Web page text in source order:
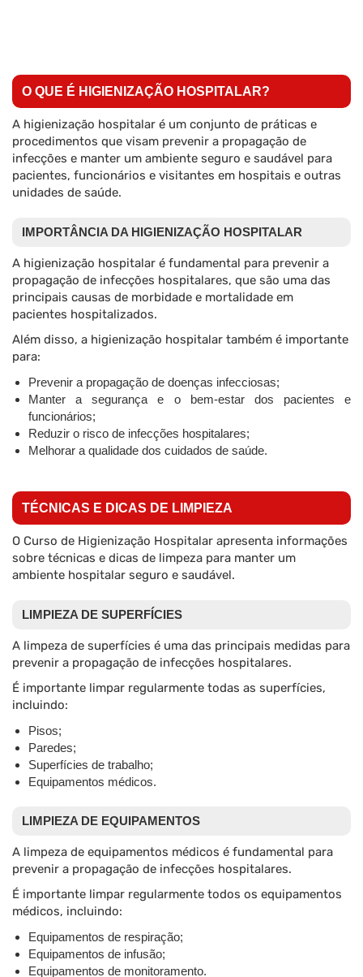
O QUE É HIGIENIZAÇÃO HOSPITALAR?
A higienização hospitalar é um conjunto de práticas e
procedimentos que visam prevenir a propagação de
infecções e manter um ambiente seguro e saudável para
pacientes, funcionários e visitantes em hospitais e outras
unidades de saúde.
IMPORTÂNCIA DA HIGIENIZAÇÃO HOSPITALAR
A higienização hospitalar é fundamental para prevenir a
propagação de infecções hospitalares, que são uma das
principais causas de morbidade e mortalidade em
pacientes hospitalizados.
Além disso, a higienização hospitalar também é importante
para:
Prevenir a propagação de doenças infecciosas;
Manter a segurança e o bem-estar dos pacientes e
funcionários;
Reduzir o risco de infecções hospitalares;
Melhorar a qualidade dos cuidados de saúde.
TÉCNICAS E DICAS DE LIMPIEZA
O Curso de Higienização Hospitalar apresenta informações
sobre técnicas e dicas de limpeza para manter um
ambiente hospitalar seguro e saudável.
LIMPIEZA DE SUPERFÍCIES
A limpeza de superfícies é uma das principais medidas para
prevenir a propagação de infecções hospitalares.
É importante limpar regularmente todas as superfícies,
incluindo:
Pisos;
Paredes;
Superfícies de trabalho;
Equipamentos médicos.
LIMPIEZA DE EQUIPAMENTOS
A limpeza de equipamentos médicos é fundamental para
prevenir a propagação de infecções hospitalares.
É importante limpar regularmente todos os equipamentos
médicos, incluindo:
Equipamentos de respiração;
Equipamentos de infusão;
Equipamentos de monitoramento.